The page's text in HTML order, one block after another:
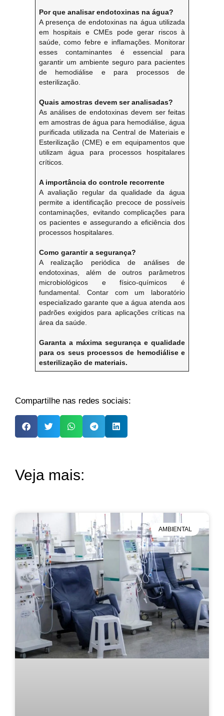
Por que analisar endotoxinas na água?
A presença de endotoxinas na água utilizada
em hospitais e CMEs pode gerar riscos à
saúde, como febre e inflamações. Monitorar
esses contaminantes é essencial para
garantir um ambiente seguro para pacientes
de hemodiálise e para processos de
esterilização.
Quais amostras devem ser analisadas?
As análises de endotoxinas devem ser feitas
em amostras de água para hemodiálise, água
purificada utilizada na Central de Materiais e
Esterilização (CME) e em equipamentos que
utilizam água para processos hospitalares
críticos.
A importância do controle recorrente
A avaliação regular da qualidade da água
permite a identificação precoce de possíveis
contaminações, evitando complicações para
os pacientes e assegurando a eficiência dos
processos hospitalares.
Como garantir a segurança?
A realização periódica de análises de
endotoxinas, além de outros parâmetros
microbiológicos e físico-químicos é
fundamental. Contar com um laboratório
especializado garante que a água atenda aos
padrões exigidos para aplicações críticas na
área da saúde.
Garanta a máxima segurança e qualidade
para os seus processos de hemodiálise e
esterilização de materiais.
Compartilhe nas redes sociais:
Veja mais:
AMBIENTAL